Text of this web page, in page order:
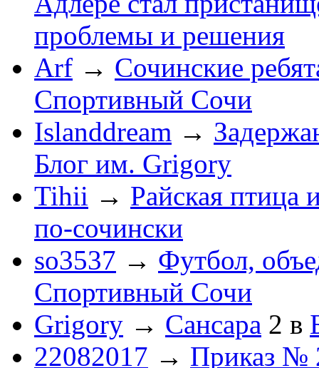
проблемы и решения
Arf → Сочинские
Спортивный Сочи
Islanddream →
Блог им. Grigory
Tihii → Райская птица
по-cочински
so3537 → Футбол,
Спортивный Сочи
Grigory → Сансара 2 в
22082017 → Приказ №